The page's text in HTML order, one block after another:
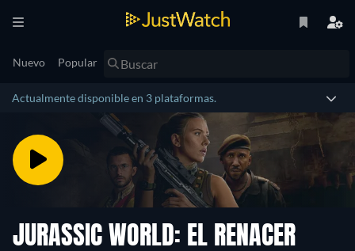
Nuevo Popular
Actualmente disponible en 3 plataformas.
JURASSIC WORLD: EL RENACER